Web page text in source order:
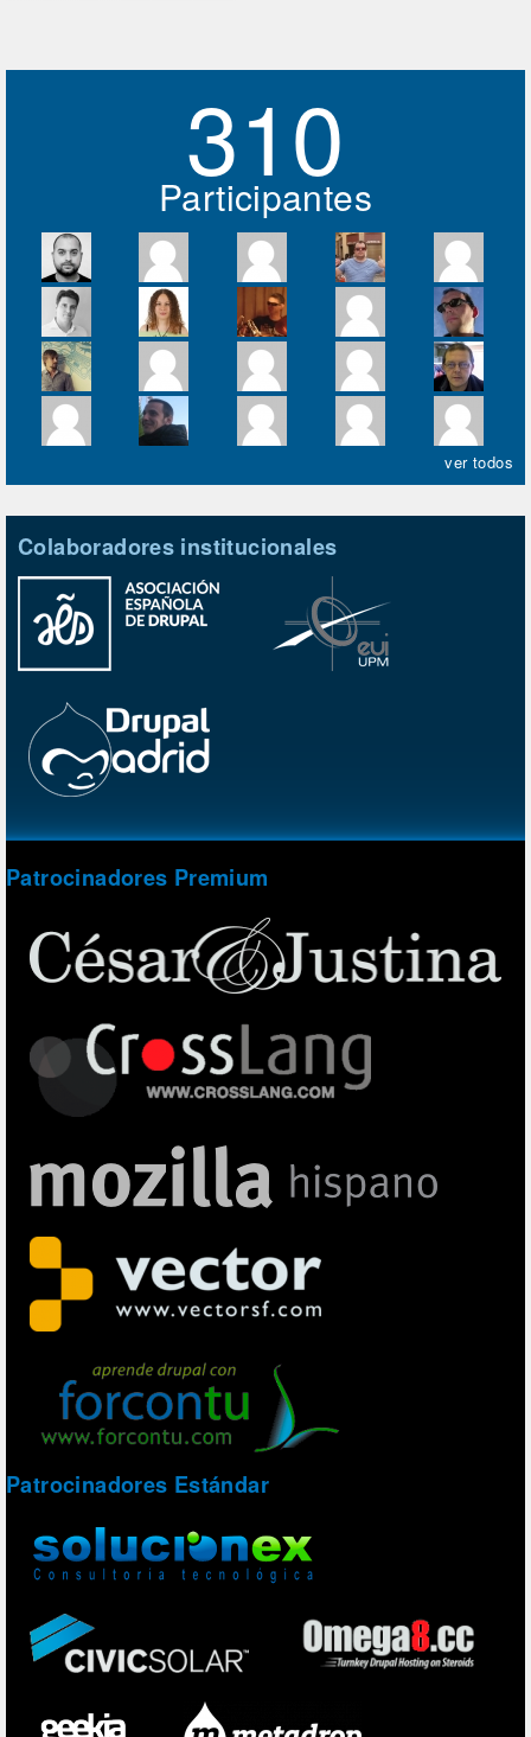
310
Participantes
ver todos
Colaboradores institucionales
Patrocinadores Premium
Patrocinadores Estándar